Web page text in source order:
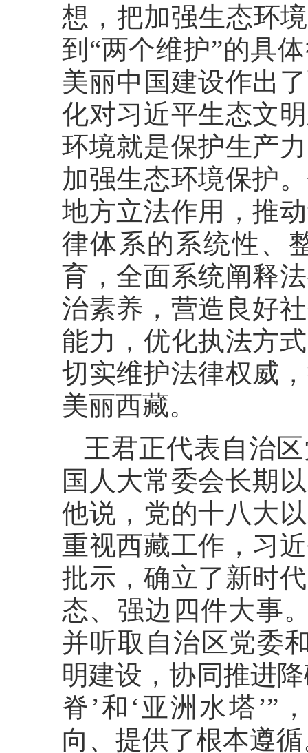
想，把加强生态环
到“两个维护”的具
美丽中国建设作出
化对习近平生态文
环境就是保护生产
加强生态环境保护
地方立法作用，推
律体系的系统性、
育，全面系统阐释
治素养，营造良好
能力，优化执法方
切实维护法律权威
美丽西藏。
王君正代表自治
国人大常委会长期
他说，党的十八大
重视西藏工作，习
批示，确立了新时
态、强边四件大事
并听取自治区党委
明建设，协同推进
脊’和‘亚洲水塔’”
向、提供了根本遵